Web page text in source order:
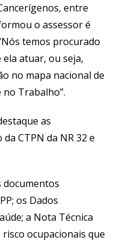
entre
o assessor é
temos procurado
ela atuar, ou seja,
no mapa nacional de
no Trabalho”.
as
CTPN da NR 32 e
os Dados
a Nota Técnica
ocupacionais que